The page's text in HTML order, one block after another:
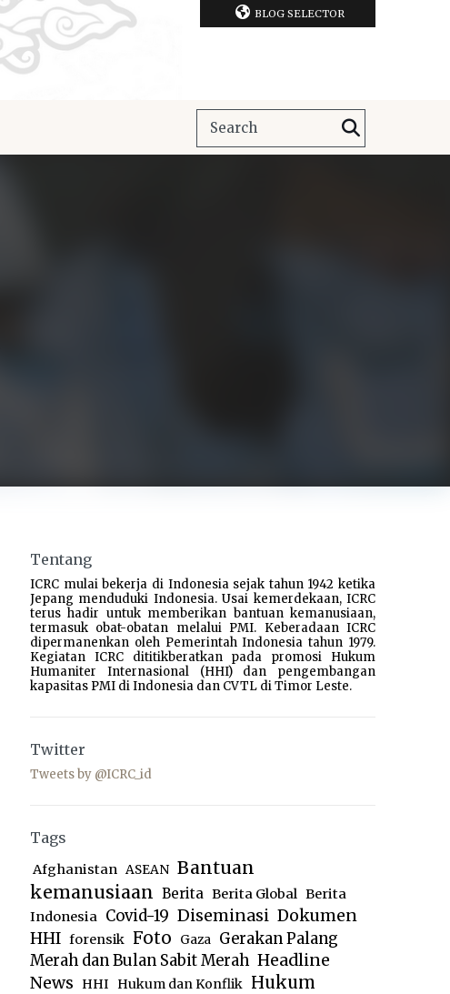
BLOG SELECTOR
Tentang
ICRC mulai bekerja di Indonesia sejak tahun 1942 ketika
Jepang menduduki Indonesia. Usai kemerdekaan, ICRC
terus hadir untuk memberikan bantuan kemanusiaan,
termasuk obat-obatan melalui PMI. Keberadaan ICRC
dipermanenkan oleh Pemerintah Indonesia tahun 1979.
Kegiatan ICRC dititikberatkan pada promosi Hukum
Humaniter Internasional (HHI) dan pengembangan
kapasitas PMI di Indonesia dan CVTL di Timor Leste.
Twitter
Tweets by @ICRC_id
Tags
Afghanistan ASEAN Bantuan
kemanusiaan Berita Berita Global Berita
Indonesia Covid-19 Diseminasi Dokumen
HHI forensik Foto Gaza Gerakan Palang
Merah dan Bulan Sabit Merah Headline
News
HHI Hukum dan Konflik Hukum